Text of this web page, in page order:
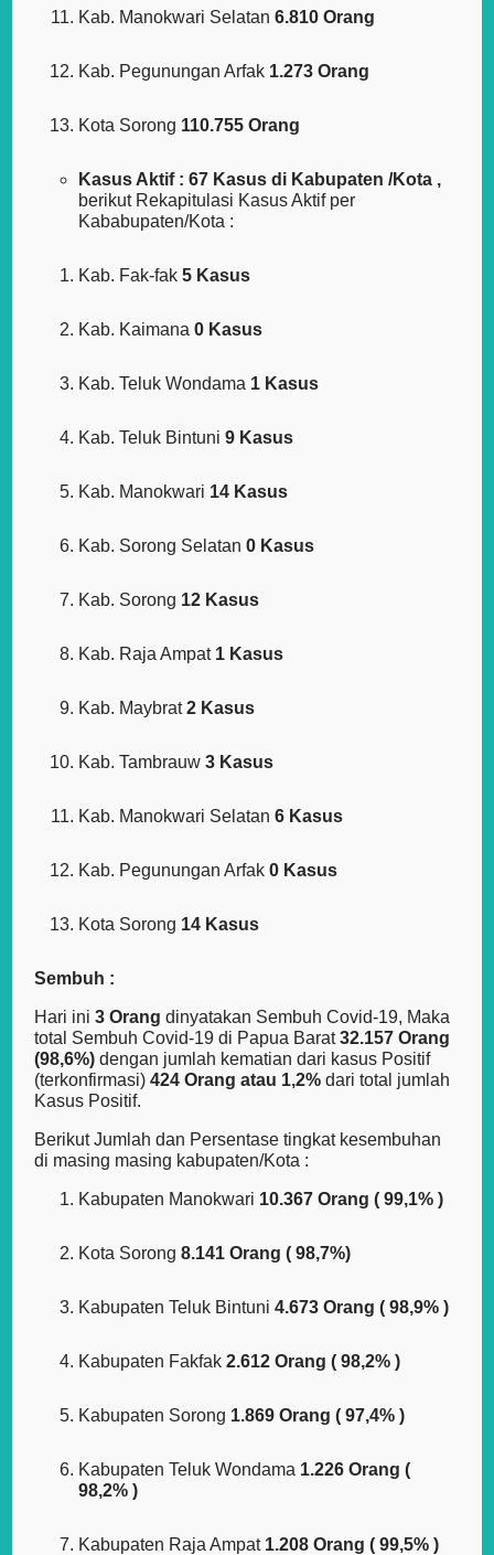
Kab. Manokwari Selatan6.810 Orang
Kab. Pegunungan Arfak 1.273 Orang
Kota Sorong 110.755 Orang
Kasus Aktif : 67 Kasus di Kabupaten /Kota ,
berikut Rekapitulasi Kasus Aktif per
Kababupaten/Kota :
Kab. Fak-fak5 Kasus
Kab. Kaimana0 Kasus
Kab. Teluk Wondama 1 Kasus
Kab. Teluk Bintuni9 Kasus
Kab. Manokwari 14 Kasus
Kab. Sorong Selatan0 Kasus
Kab. Sorong 12 Kasus
Kab. Raja Ampat 1 Kasus
Kab. Maybrat2 Kasus
Kab. Tambrauw3 Kasus
Kab. Manokwari Selatan6 Kasus
Kab. Pegunungan Arfak0 Kasus
Kota Sorong 14 Kasus
Sembuh :
Hari ini3 Orang dinyatakan Sembuh Covid-19, Maka
total Sembuh Covid-19 di Papua Barat32.157 Orang
(98,6%)dengan jumlah kematian dari kasus Positif
(terkonfirmasi)424 Orang atau 1,2%dari total jumlah
Kasus Positif.
Berikut Jumlah dan Persentase tingkat kesembuhan
di masing masing kabupaten/Kota :
Kabupaten Manokwari 10.367 Orang ( 99,1% )
Kota Sorong8.141 Orang ( 98,7%)
Kabupaten Teluk Bintuni4.673 Orang ( 98,9% )
Kabupaten Fakfak2.612 Orang ( 98,2% )
Kabupaten Sorong 1.869 Orang ( 97,4% )
Kabupaten Teluk Wondama 1.226 Orang (
98,2% )
Kabupaten Raja Ampat 1.208 Orang ( 99,5% )